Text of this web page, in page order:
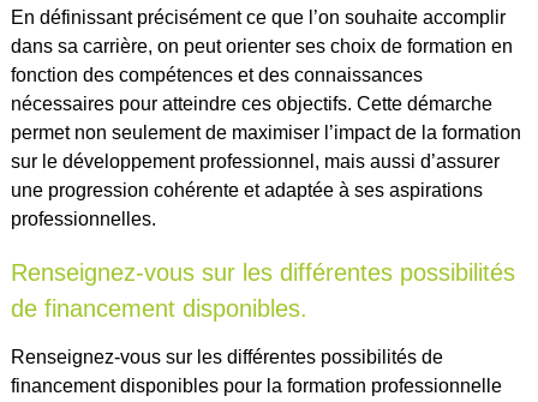
En définissant précisément ce que l’on souhaite accomplir
dans sa carrière, on peut orienter ses choix de formation en
fonction des compétences et des connaissances
nécessaires pour atteindre ces objectifs. Cette démarche
permet non seulement de maximiser l’impact de la formation
sur le développement professionnel, mais aussi d’assurer
une progression cohérente et adaptée à ses aspirations
professionnelles.
Renseignez-vous sur les différentes possibilités
de financement disponibles.
Renseignez-vous sur les différentes possibilités de
financement disponibles pour la formation professionnelle